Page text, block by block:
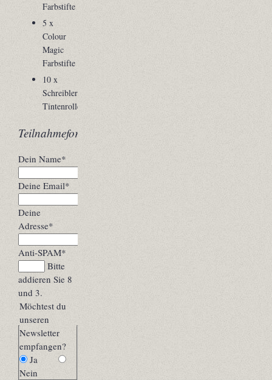
Farbstifte
5 x
Colour
Magic
Farbstifte
10 x
Schreiblern-
Tintenroller
Teilnahmeformular
Pflichtfeld
Dein Name*
Pflichtfeld
Deine Email*
Pflichtfeld
Deine
Adresse*
Pflichtfeld
Anti-SPAM*
Bitte
addieren Sie 8
und 3.
Möchtest du
unseren
Newsletter
empfangen?
Ja
Nein